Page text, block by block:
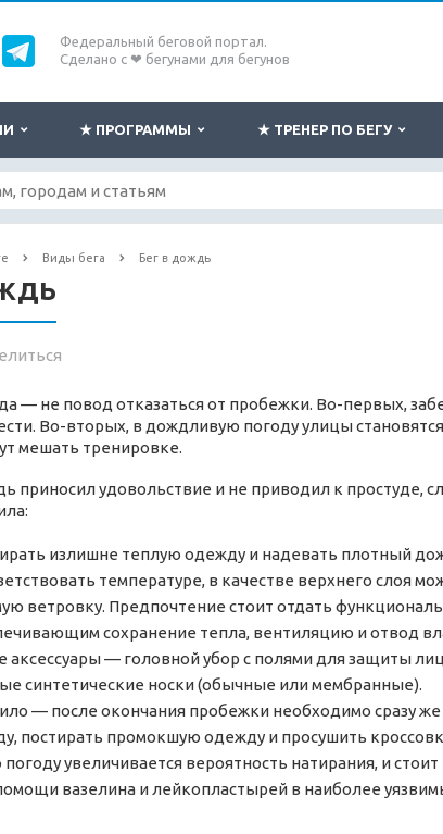
Федеральный беговой портал.
Сделано с ❤ бегунами для бегунов
★ ПРОГРАММЫ ★ ТРЕНЕР ПО БЕГУ
Виды бега Бег в дождь
— не повод отказаться от пробежки. Во-первых,
Во-вторых, в дождливую погоду улицы
мешать тренировке.
приносил удовольствие и не приводил к простуде,
излишне теплую одежду и надевать плотный
температуре, в качестве верхнего слоя
ветровку. Предпочтение стоит отдать
сохранение тепла, вентиляцию и отвод
— головной убор с полями для защиты
синтетические носки (обычные или мембранные).
— после окончания пробежки необходимо сразу
постирать промокшую одежду и просушить
увеличивается вероятность натирания, и стоит
вазелина и лейкопластырей в наиболее